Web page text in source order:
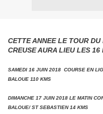
CETTE ANNEE LE TOUR
CREUSE AURA LIEU LES
SAMEDI 16 JUIN 2018 COURSE EN
BALOUE 110 KMS
DIMANCHE 17 JUIN 2018 LE MATIN
BALOUE/ ST SEBASTIEN 14 KMS